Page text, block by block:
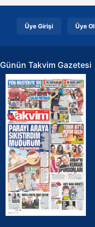
Üye Girişi Üye Ol
Günün Takvim Gazetesi